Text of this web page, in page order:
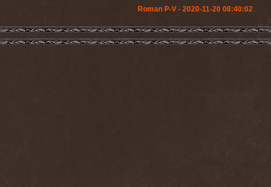
Roman P-V - 2020-11-20 08:40:02